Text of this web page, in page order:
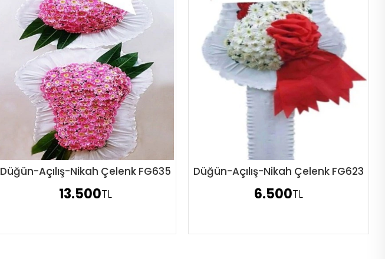
Sipariş Ver
Düğün-Açılış-Nikah Çelenk FG635
13.500TL
Sipariş Ver
Düğün-Açılış-Nikah Çelenk FG623
6.500TL